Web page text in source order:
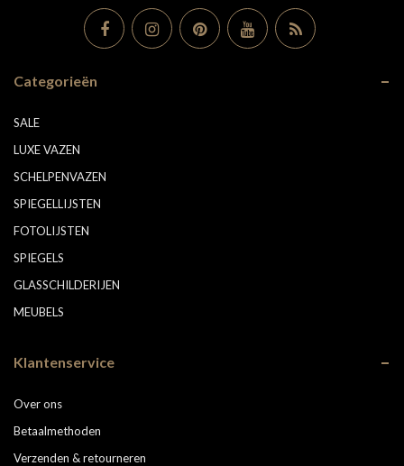
Categorieën
SALE
LUXE VAZEN
SCHELPENVAZEN
SPIEGELLIJSTEN
FOTOLIJSTEN
SPIEGELS
GLASSCHILDERIJEN
MEUBELS
Klantenservice
Over ons
Betaalmethoden
Verzenden & retourneren